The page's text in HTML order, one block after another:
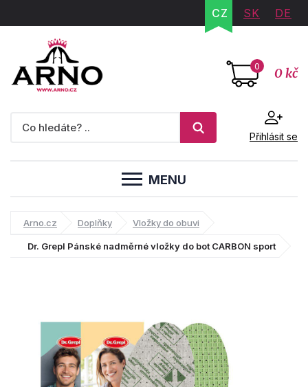
CZ SK DE
0 0 kč
Přihlásit se
MENU
Arno.cz Doplňky Vložky do obuvi
Dr. Grepl Pánské nadměrné vložky do bot CARBON sport